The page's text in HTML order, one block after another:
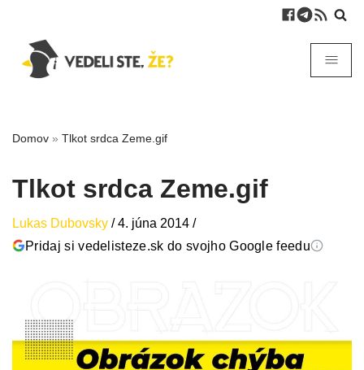
Domov » Tlkot srdca Zeme.gif
Tlkot srdca Zeme.gif
Lukas Dubovsky /4. júna 2014 /
Pridaj si vedelisteze.sk do svojho Google feedu